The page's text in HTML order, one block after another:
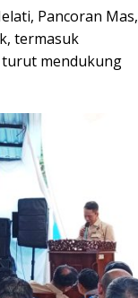
Pancoran Mas,
termasuk
turut mendukung